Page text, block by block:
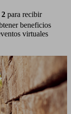
para recibir
beneficios
virtuales